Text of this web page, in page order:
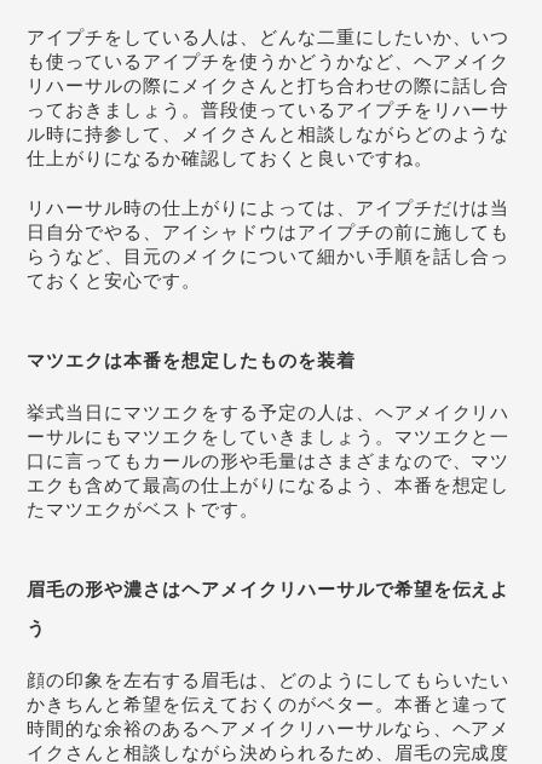
アイプチをしている人は、どんな二重にしたいか、いつ
も使っているアイプチを使うかどうかなど、ヘアメイク
リハーサルの際にメイクさんと打ち合わせの際に話し合
っておきましょう。普段使っているアイプチをリハーサ
ル時に持参して、メイクさんと相談しながらどのような
仕上がりになるか確認しておくと良いですね。
リハーサル時の仕上がりによっては、アイプチだけは当
日自分でやる、アイシャドウはアイプチの前に施しても
らうなど、目元のメイクについて細かい手順を話し合っ
ておくと安心です。
マツエクは本番を想定したものを装着
挙式当日にマツエクをする予定の人は、ヘアメイクリハ
ーサルにもマツエクをしていきましょう。マツエクと一
口に言ってもカールの形や毛量はさまざまなので、マツ
エクも含めて最高の仕上がりになるよう、本番を想定し
たマツエクがベストです。
眉毛の形や濃さはヘアメイクリハーサルで希望を伝えよ
う
顔の印象を左右する眉毛は、どのようにしてもらいたい
かきちんと希望を伝えておくのがベター。本番と違って
時間的な余裕のあるヘアメイクリハーサルなら、ヘアメ
イクさんと相談しながら決められるため、眉毛の完成度